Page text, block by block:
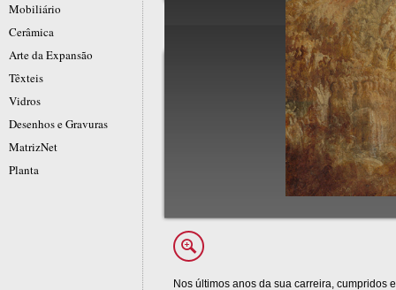
Nos últimos anos da sua carreira, cumpridos
Mobiliário
Cerâmica
Arte da Expansão
Têxteis
Vidros
Desenhos e Gravuras
MatrizNet
Planta